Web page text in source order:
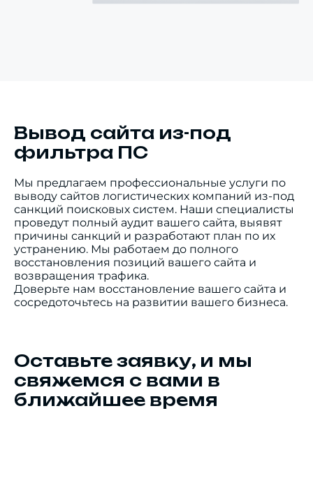
Вывод сайта из-под
фильтра ПС
Мы предлагаем профессиональные услуги по
выводу сайтов логистических компаний из-под
санкций поисковых систем. Наши специалисты
проведут полный аудит вашего сайта, выявят
причины санкций и разработают план по их
устранению. Мы работаем до полного
восстановления позиций вашего сайта и
возвращения трафика.
Доверьте нам восстановление вашего сайта и
сосредоточьтесь на развитии вашего бизнеса.
Оставьте заявку, и мы
свяжемся с вами в
ближайшее время